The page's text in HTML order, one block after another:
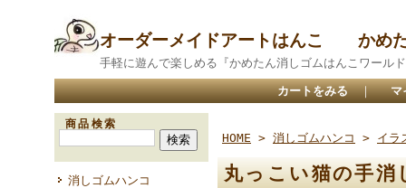
オーダーメイドアートはんこ かめ
手軽に遊んで楽しめる『かめたん消しゴムはんこワール
カートをみる ｜ マ
商品検索
消しゴムハンコ
HOME > 消しゴムハンコ > イラ
丸っこい猫の手